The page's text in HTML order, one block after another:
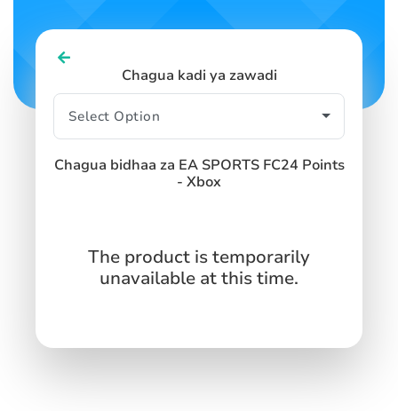
Chagua kadi ya zawadi
Chagua bidhaa za EA SPORTS FC24 Points
- Xbox
The product is temporarily
unavailable at this time.